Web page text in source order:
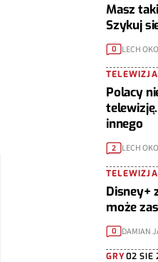
Masz
Szykuj
0 LECH
Polacy
innego
2 LECH
Disney+
może
0 DAMIAN
GRY02 SIE